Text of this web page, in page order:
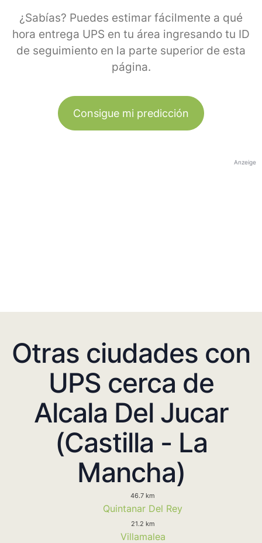
¿Sabías? Puedes estimar fácilmente a qué
hora entrega UPS en tu área ingresando tu ID
de seguimiento en la parte superior de esta
página.
Consigue mi predicción
Anzeige
Otras ciudades con
UPS cerca de
Alcala Del Jucar
(Castilla - La
Mancha)
46.7 km
Quintanar Del Rey
21.2 km
Villamalea